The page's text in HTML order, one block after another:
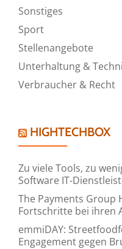
Sonstiges
Sport
Stellenangebote
Unterhaltung &
Verbraucher & Recht
HIGHTECHBOX
Zu viele Tools, zu
Software IT-
The Payments Group
Fortschritte bei ihren
emmiDAY:
Engagement gegen